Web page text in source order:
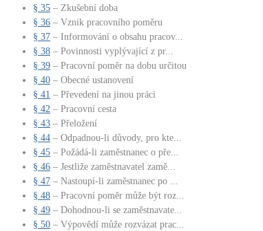
§ 35 – Zkušební doba
§ 36 – Vznik pracovního poměru
§ 37 – Informování o obsahu pracov...
§ 38 – Povinnosti vyplývající z pr...
§ 39 – Pracovní poměr na dobu určitou
§ 40 – Obecné ustanovení
§ 41 – Převedení na jinou práci
§ 42 – Pracovní cesta
§ 43 – Přeložení
§ 44 – Odpadnou-li důvody, pro kte...
§ 45 – Požádá-li zaměstnanec o pře...
§ 46 – Jestliže zaměstnavatel zamě...
§ 47 – Nastoupí-li zaměstnanec po ...
§ 48 – Pracovní poměr může být roz...
§ 49 – Dohodnou-li se zaměstnavate...
§ 50 – Výpovědí může rozvázat prac...